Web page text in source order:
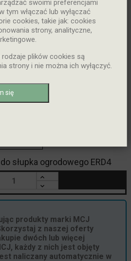
swoimi preferencjami
tym włączać lub wyłączać
cookies, takie jak: cookies
strony, analityczne,
rodzaje plików cookies są
strony i nie można ich wyłączyć.
się
słupka ogrodowego ERD4
produkty marki MCJ
z naszej oferty
dwóch lub więcej
każdy z nich jest objęty
naliczany automatycznie w